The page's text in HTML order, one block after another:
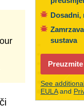
Dosadni,
sustava
See
EULAand